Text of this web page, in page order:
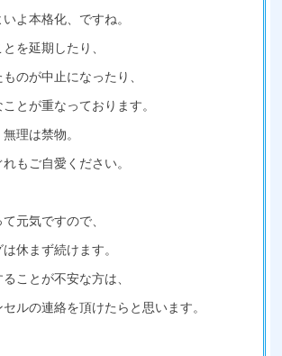
よ本格化、ですね。
を延期したり、
のが中止になったり、
とが重なっております。
理は禁物。
もご自愛ください。
元気ですので、
休まず続けます。
ことが不安な方は、
ルの連絡を頂けたらと思います。